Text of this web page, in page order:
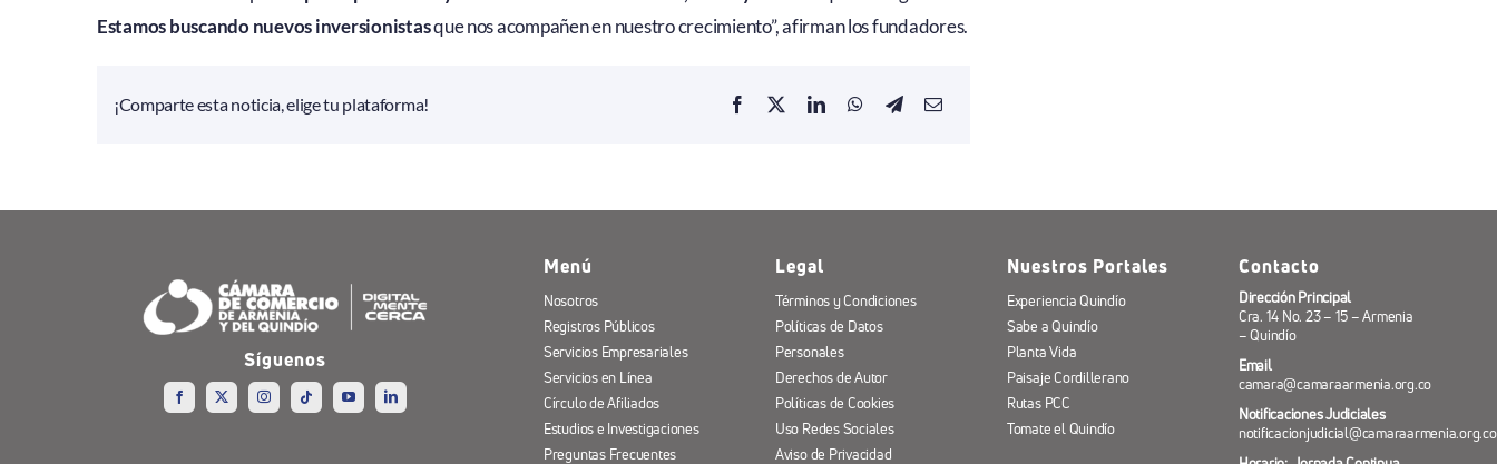
Estamos buscando nuevos inversionistasque nos acompañen en nuestro crecimiento”, afirman los fundadores.
¡Comparte esta noticia, elige tu plataforma!
Síguenos
Menú
Nosotros
Registros Públicos
Servicios Empresariales
Servicios en Línea
Círculo de Afiliados
Estudios e Investigaciones
Preguntas Frecuentes
Legal
Términos y Condiciones
Políticas de Datos
Personales
Derechos de Autor
Políticas de Cookies
Uso Redes Sociales
Aviso de Privacidad
Nuestros Portales
Experiencia Quindío
Sabe a Quindío
Planta Vida
Paisaje Cordillerano
Rutas PCC
Tomate el Quindío
Contacto
Dirección Principal
Cra. 14 No. 23 – 15 – Armenia
– Quindío
Email
camara@camaraarmenia.org.co
Notificaciones Judiciales
notificacionjudicial@camaraarmenia.org.co